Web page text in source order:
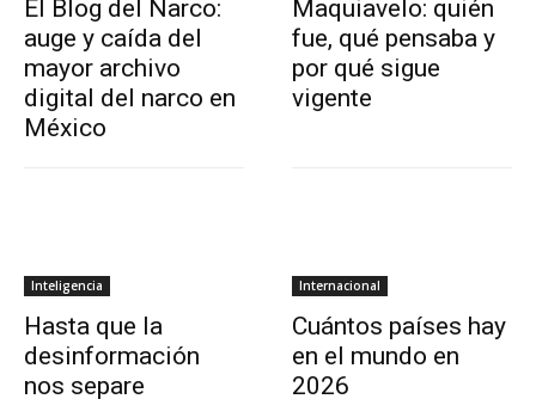
El Blog del Narco:
auge y caída del
mayor archivo
digital del narco en
México
Maquiavelo: quién
fue, qué pensaba y
por qué sigue
vigente
Inteligencia
Hasta que la
desinformación
nos separe
Internacional
Cuántos países hay
en el mundo en
2026